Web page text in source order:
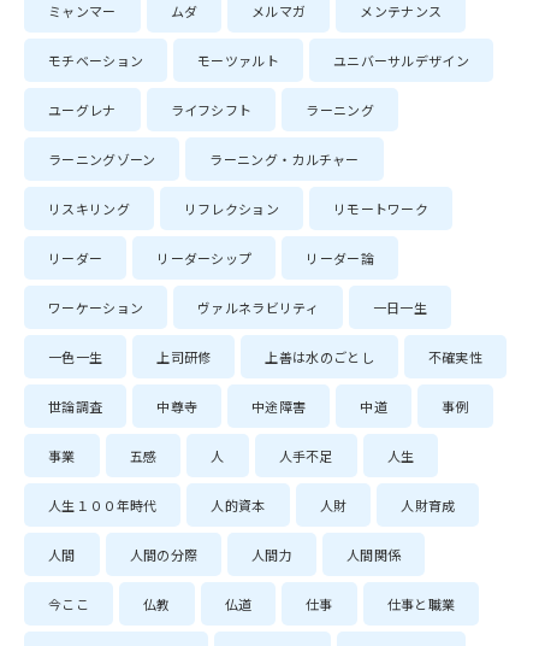
ミャンマー ムダ メルマガ メンテナンス
モチベーション モーツァルト ユニバーサルデザイン
ユーグレナ ライフシフト ラーニング
ラーニングゾーン ラーニング・カルチャー
リスキリング リフレクション リモートワーク
リーダー リーダーシップ リーダー論
ワーケーション ヴァルネラビリティ 一日一生
一色一生 上司研修 上善は水のごとし 不確実性
世論調査 中尊寺 中途障害 中道 事例
事業 五感 人 人手不足 人生
人生１００年時代 人的資本 人財 人財育成
人間 人間の分際 人間力 人間関係
今ここ 仏教 仏道 仕事 仕事と職業